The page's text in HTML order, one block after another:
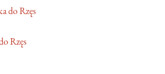
Rzęs